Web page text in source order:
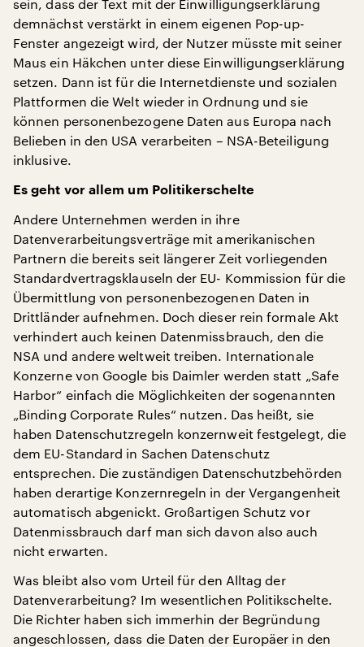
sein, dass der Text mit der Einwilligungserklärung
demnächst verstärkt in einem eigenen Pop-up-
Fenster angezeigt wird, der Nutzer müsste mit seiner
Maus ein Häkchen unter diese Einwilligungserklärung
setzen. Dann ist für die Internetdienste und sozialen
Plattformen die Welt wieder in Ordnung und sie
können personenbezogene Daten aus Europa nach
Belieben in den USA verarbeiten – NSA-Beteiligung
inklusive.
Es geht vor allem um Politikerschelte
Andere Unternehmen werden in ihre
Datenverarbeitungsverträge mit amerikanischen
Partnern die bereits seit längerer Zeit vorliegenden
Standardvertragsklauseln der EU- Kommission für die
Übermittlung von personenbezogenen Daten in
Drittländer aufnehmen. Doch dieser rein formale Akt
verhindert auch keinen Datenmissbrauch, den die
NSA und andere weltweit treiben. Internationale
Konzerne von Google bis Daimler werden statt „Safe
Harbor“ einfach die Möglichkeiten der sogenannten
„Binding Corporate Rules“ nutzen. Das heißt, sie
haben Datenschutzregeln konzernweit festgelegt, die
dem EU-Standard in Sachen Datenschutz
entsprechen. Die zuständigen Datenschutzbehörden
haben derartige Konzernregeln in der Vergangenheit
automatisch abgenickt. Großartigen Schutz vor
Datenmissbrauch darf man sich davon also auch
nicht erwarten.
Was bleibt also vom Urteil für den Alltag der
Datenverarbeitung? Im wesentlichen Politikschelte.
Die Richter haben sich immerhin der Begründung
angeschlossen, dass die Daten der Europäer in den